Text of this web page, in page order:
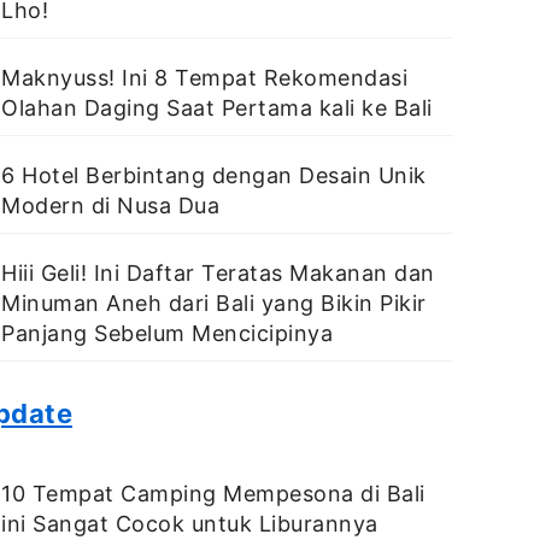
Lho!
Maknyuss! Ini 8 Tempat Rekomendasi
Olahan Daging Saat Pertama kali ke Bali
6 Hotel Berbintang dengan Desain Unik
Modern di Nusa Dua
Hiii Geli! Ini Daftar Teratas Makanan dan
Minuman Aneh dari Bali yang Bikin Pikir
Panjang Sebelum Mencicipinya
10 Tempat Camping Mempesona di Bali
ini Sangat Cocok untuk Liburannya